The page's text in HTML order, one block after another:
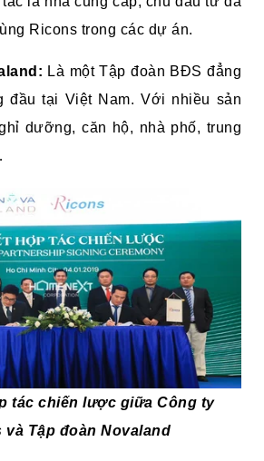
Ricons trong các dự án.
Là một Tập đoàn BĐS đẳng
đầu tại Việt Nam. Với nhiều sản
dưỡng, căn hộ, nhà phố, trung
tác chiến lược giữa Công ty
và Tập đoàn Novaland